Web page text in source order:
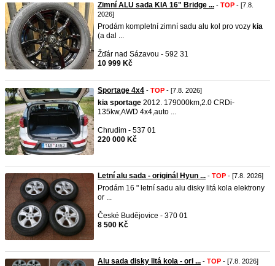
Zimní ALU sada KIA 16" Bridge ... - TOP - [7.8.
2026]
Prodám kompletní zimní sadu alu kol pro vozy kia
(a dal ...
Žďár nad Sázavou - 592 31
10 999 Kč
Sportage 4x4 - TOP - [7.8. 2026]
kia sportage 2012. 179000km,2.0 CRDi-
135kw,AWD 4x4,auto ...
Chrudim - 537 01
220 000 Kč
Letní alu sada - originál Hyun ... - TOP - [7.8. 2026]
Prodám 16 " letní sadu alu disky litá kola elektrony
or ...
České Budějovice - 370 01
8 500 Kč
Alu sada disky litá kola - ori ... - TOP - [7.8. 2026]